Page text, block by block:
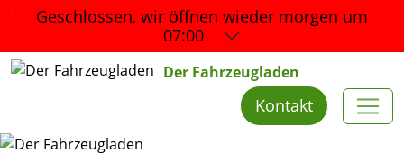
Geschlossen, wir öffnen wieder morgen um
07:00
Der Fahrzeugladen
Kontakt